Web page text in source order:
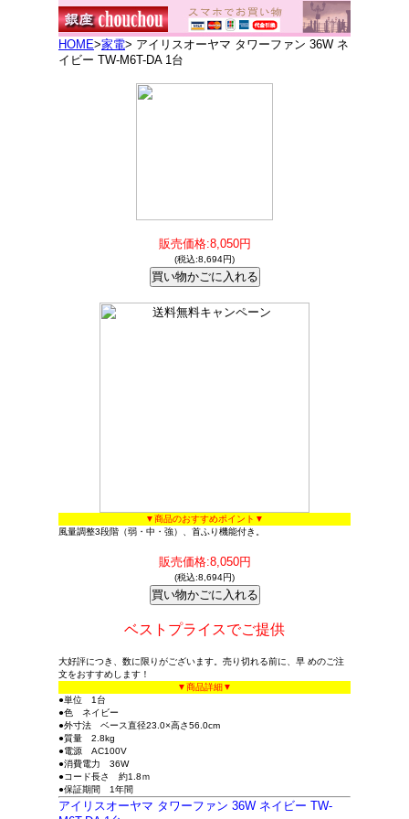
HOME>家電> アイリスオーヤマ タワーファン 36W ネ
イビー TW-M6T-DA 1台
販売価格:8,050円
(税込:8,694円)
▼商品のおすすめポイント▼
風量調整3段階（弱・中・強）、首ふり機能付き。
販売価格:8,050円
(税込:8,694円)
ベストプライスでご提供
大好評につき、数に限りがございます。売り切れる前に、早 めのご注
文をおすすめします！
▼商品詳細▼
●単位 1台
●色 ネイビー
●外寸法 ベース直径23.0×高さ56.0cm
●質量 2.8kg
●電源 AC100V
●消費電力 36W
●コード長さ 約1.8ｍ
●保証期間 1年間
アイリスオーヤマ タワーファン 36W ネイビー TW-